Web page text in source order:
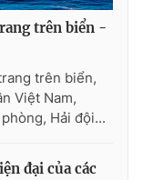
trên biển -
trên biển,
Việt Nam,
Hải đội...
đại của các